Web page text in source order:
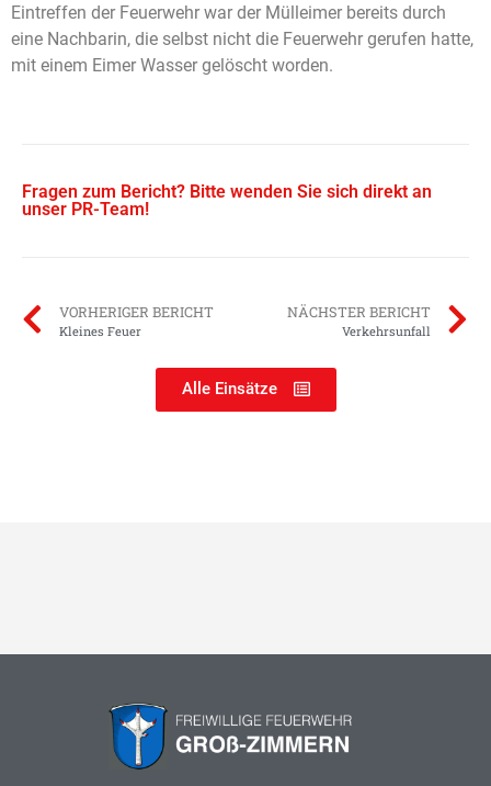
Eintreffen der Feuerwehr war der Mülleimer bereits durch
eine Nachbarin, die selbst nicht die Feuerwehr gerufen hatte,
mit einem Eimer Wasser gelöscht worden.
Fragen zum Bericht? Bitte wenden Sie sich direkt an
unser PR-Team!
VORHERIGER BERICHT
Kleines Feuer
NÄCHSTER BERICHT
Verkehrsunfall
Alle Einsätze